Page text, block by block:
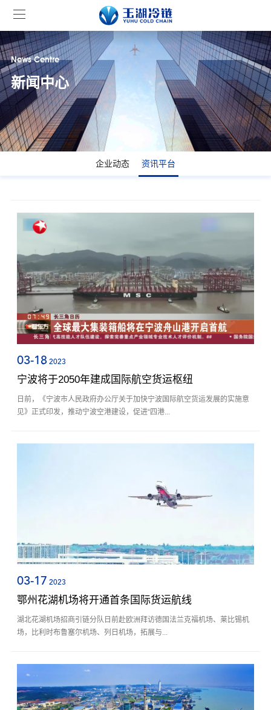
News Centre
新闻中心
企业动态 资讯平台
03-18 2023
宁波将于2050年建成国际航空货运枢纽
日前，《宁波市人民政府办公厅关于加快宁波国际航空货运发展的实施意
见》正式印发，推动宁波空港建设，促进“四港...
03-17 2023
鄂州花湖机场将开通首条国际货运航线
湖北花湖机场招商引链分队日前赴欧洲拜访德国法兰克福机场、莱比锡机
场，比利时布鲁塞尔机场、列日机场，拓展与...